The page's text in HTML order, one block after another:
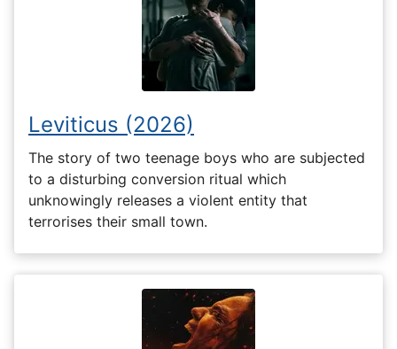
Leviticus (2026)
The story of two teenage boys who are subjected
to a disturbing conversion ritual which
unknowingly releases a violent entity that
terrorises their small town.